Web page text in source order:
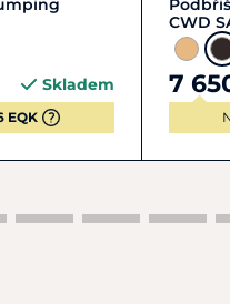
Skladem
EQK
CWD
7